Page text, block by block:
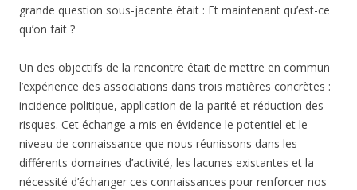
grande question sous-jacente était : Et maintenant qu’est-ce
qu’on fait ?
Un des objectifs de la rencontre était de mettre en commun
l’expérience des associations dans trois matières concrètes :
incidence politique, application de la parité et réduction des
risques. Cet échange a mis en évidence le potentiel et le
niveau de connaissance que nous réunissons dans les
différents domaines d’activité, les lacunes existantes et la
nécessité d’échanger ces connaissances pour renforcer nos